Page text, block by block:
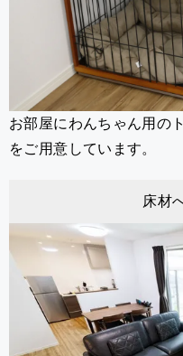
お部屋にわんちゃん用の
をご用意しています。
床材